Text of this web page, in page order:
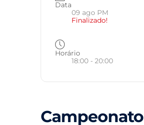
Data
09 ago PM
Finalizado!
Horário
18:00 - 20:00
Campeonato